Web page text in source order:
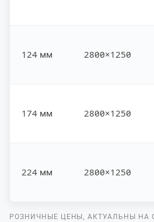
124 мм 2800×1250
174 мм 2800×1250
224 мм 2800×1250
РОЗНИЧНЫЕ ЦЕНЫ, АКТУАЛЬНЫ НА